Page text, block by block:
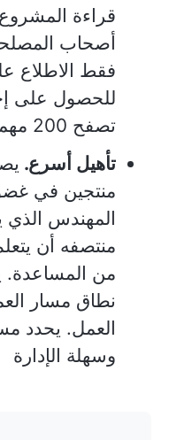
قراءة
أصحاب
فقط الاطلاع
للحصول على
تصفح 200 مهمة لمعرفة الحالة
تأهيل أسرع.
منتجين في
المهندس
منتصفه أن
من
نطاق مسار
العمل. يحدد
وسهلة الإدارة